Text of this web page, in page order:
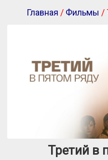
Главная / Фильмы /
Третий в